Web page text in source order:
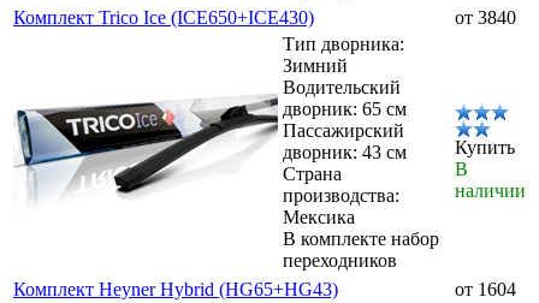
Комплект Trico Ice (ICE650+ICE430)
от 3840
Тип дворника:
Зимний
Водительский
дворник: 65 см
Пассажирский
дворник: 43 см
Страна
производства:
Мексика
В комплекте набор
переходников
Купить
В
наличии
Комплект Heyner Hybrid (HG65+HG43)
от 1604